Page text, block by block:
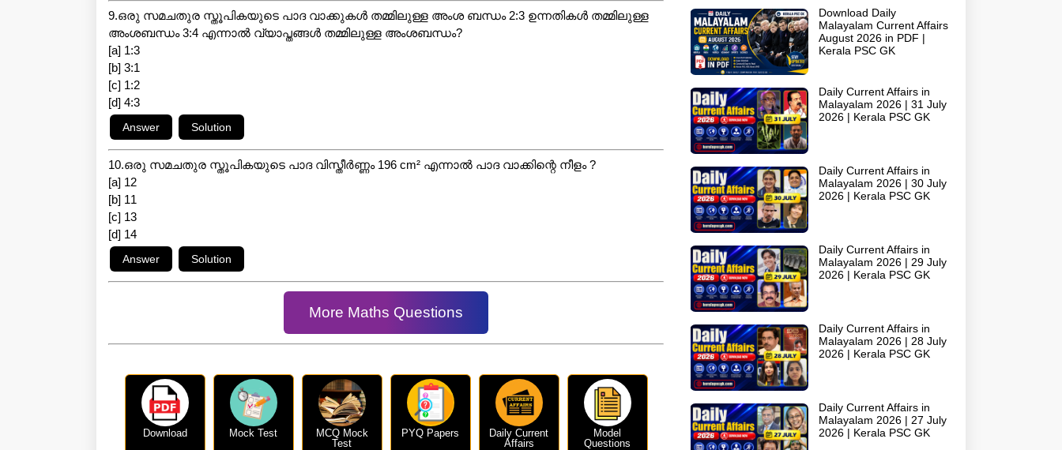
9.ഒരു സമചതുര സ്തൂപികയുടെ പാദ വാക്കുകൾ തമ്മിലുള്ള അംശ ബന്ധം 2:3 ഉന്നതികൾ തമ്മിലുള്ള
അംശബന്ധം 3:4 എന്നാൽ വ്യാപ്തങ്ങൾ തമ്മിലുള്ള അംശബന്ധം?
[a] 1:3
[b] 3:1
[c] 1:2
[d] 4:3
10.ഒരു സമചതുര സ്തൂപികയുടെ പാദ വിസ്തീർണ്ണം 196 cm² എന്നാൽ പാദ വാക്കിന്റെ നീളം ?
[a] 12
[b] 11
[c] 13
[d] 14
More Maths Questions
Download Mock Test
MCQ Mock
Test
PYQ Papers
Daily Current
Affairs
Model
Questions
Download Daily
Malayalam Current Affairs
August 2026 in PDF |
Kerala PSC GK
Daily Current Affairs in
Malayalam 2026 | 31 July
2026 | Kerala PSC GK
Daily Current Affairs in
Malayalam 2026 | 30 July
2026 | Kerala PSC GK
Daily Current Affairs in
Malayalam 2026 | 29 July
2026 | Kerala PSC GK
Daily Current Affairs in
Malayalam 2026 | 28 July
2026 | Kerala PSC GK
Daily Current Affairs in
Malayalam 2026 | 27 July
2026 | Kerala PSC GK